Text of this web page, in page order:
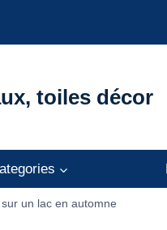
toiles décor
un lac en automne